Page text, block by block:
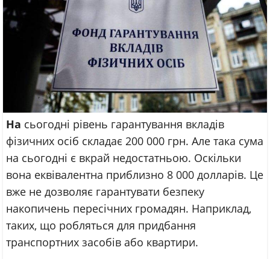
На сьогодні рівень гарантування вкладів
фізичних осіб складає 200 000 грн. Але така сума
на сьогодні є вкрай недостатньою. Оскільки
вона еквівалентна приблизно 8 000 долларів. Це
вже не дозволяє гарантувати безпеку
накопичень пересічних громадян. Наприклад,
таких, що робляться для придбання
транспортних засобів або квартири.